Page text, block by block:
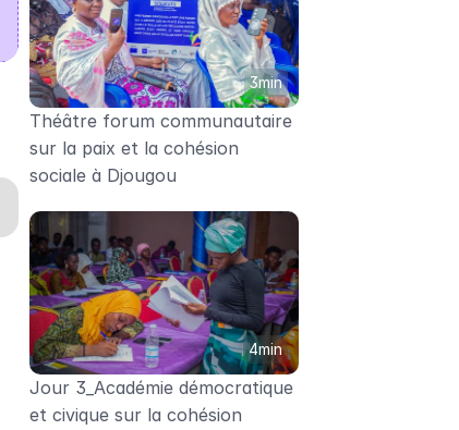
3min
Théâtre forum communautaire
sur la paix et la cohésion
sociale à Djougou
4min
Jour 3_Académie démocratique
et civique sur la cohésion